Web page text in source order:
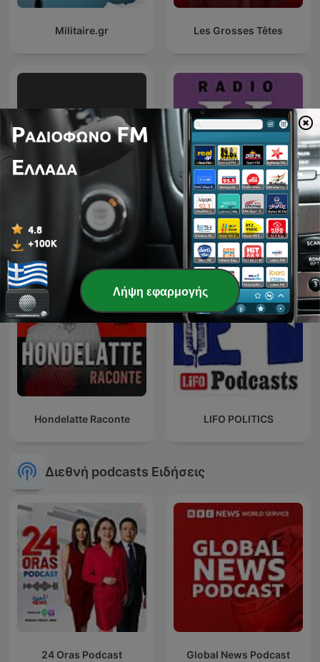
Militaire.gr Les Grosses Têtes
Ράδιο 98.4 Ράδιο «Κ» | Kathimerini
Hondelatte Raconte LIFO POLITICS
Διεθνή podcasts Ειδήσεις
24 Oras Podcast Global News Podcast
Λήψη εφαρμογής